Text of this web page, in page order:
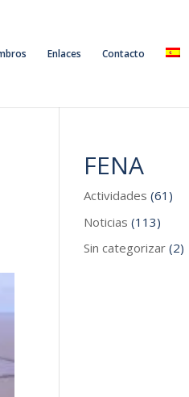
Enlaces Contacto
FENA
Actividades (61)
Noticias (113)
Sin categorizar (2)